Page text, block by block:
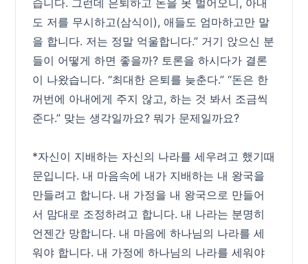
습니다. 그런데 은퇴하고 돈을 못 벌어오니, 아내
도 저를 무시하고(삼식이), 애들도 엄마하고만 말
을 합니다. 저는 정말 억울합니다.” 거기 앉으신 분
들이 어떻게 하면 좋을까? 토론을 하시다가 결론
이 나왔습니다. “최대한 은퇴를 늦춘다.” “돈은 한
꺼번에 아내에게 주지 않고, 하는 것 봐서 조금씩
준다.” 맞는 생각일까요? 뭐가 문제일까요?
*자신이 지배하는 자신의 나라를 세우려고 했기때
문입니다. 내 마음속에 내가 지배하는 내 왕국을
만들려고 합니다. 내 가정을 내 왕국으로 만들어
서 맘대로 조정하려고 합니다. 내 나라는 분명히
언젠간 망합니다. 내 마음에 하나님의 나라를 세
워야 합니다. 내 가정에 하나님의 나라를 세워야